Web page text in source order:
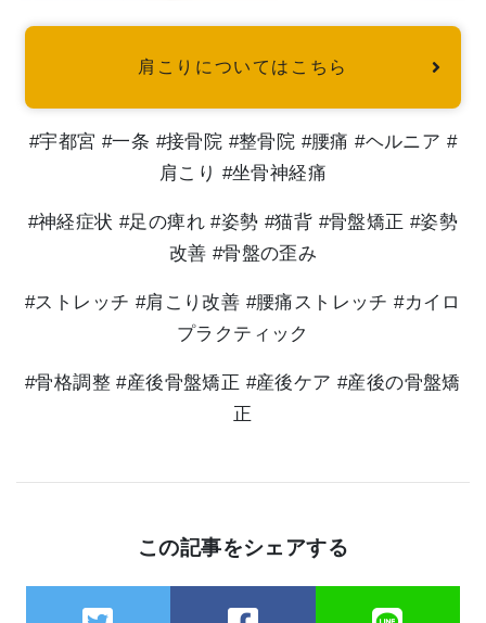
肩こりについてはこちら
#宇都宮 #一条 #接骨院 #整骨院 #腰痛 #ヘルニア #
肩こり #坐骨神経痛
#神経症状 #足の痺れ #姿勢 #猫背 #骨盤矯正 #姿勢
改善 #骨盤の歪み
#ストレッチ #肩こり改善 #腰痛ストレッチ #カイロ
プラクティック
#骨格調整 #産後骨盤矯正 #産後ケア #産後の骨盤矯
正
この記事をシェアする